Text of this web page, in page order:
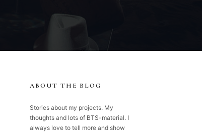
ABOUT THE BLOG
Stories about my projects. My
thoughts and lots of BTS-material. I
always love to tell more and show